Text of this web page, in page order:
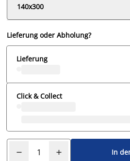
140x300
Lieferung oder Abholung?
Lieferung
Click & Collect
In